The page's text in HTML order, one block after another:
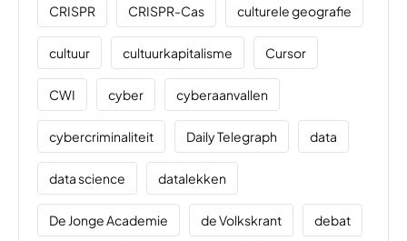
CRISPR CRISPR-Cas culturele geografie
cultuur cultuurkapitalisme Cursor
CWI cyber cyberaanvallen
cybercriminaliteit Daily Telegraph data
data science datalekken
De Jonge Academie de Volkskrant debat